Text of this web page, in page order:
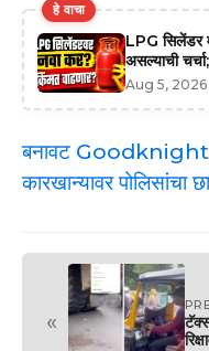
हे वाचा
LPG सिलेंडर
असल्याची
Aug 5, 2026
बनावट Goodknight
कारखान्यावर पोलिसांचा
«